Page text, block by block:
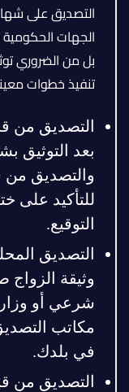
التصديق على
الجهات
بل من الضروري
تنفيذ خطوات
التصديق من
بعد التوثيق
والتصديق من
للتأكيد على
التوقيع.
التصديق
وثيقة
شرعي أو
مكاتب
في بلدك.
التصديق من